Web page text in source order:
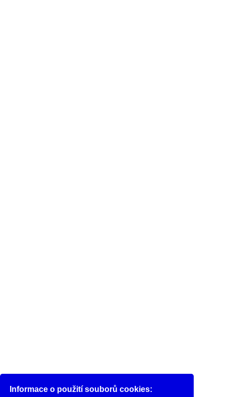
Informace o použití souborů cookies: